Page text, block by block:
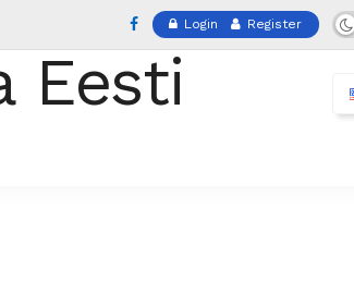
Login Register